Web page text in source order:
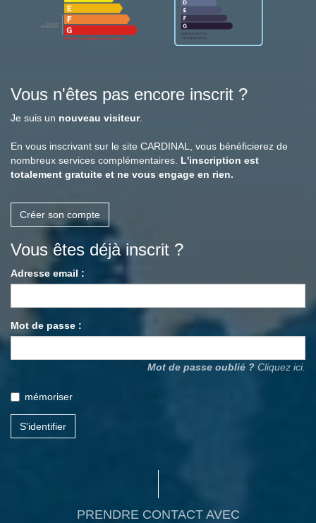
Vous n'êtes pas encore inscrit ?
Je suis un nouveau visiteur.
En vous inscrivant sur le site CARDINAL, vous bénéficierez de
nombreux services complémentaires. L'inscription est
totalement gratuite et ne vous engage en rien.
Créer son compte
Vous êtes déjà inscrit ?
Adresse email :
Mot de passe :
Mot de passe oublié ? Cliquez ici.
mémoriser
S'identifier
PRENDRE CONTACT AVEC